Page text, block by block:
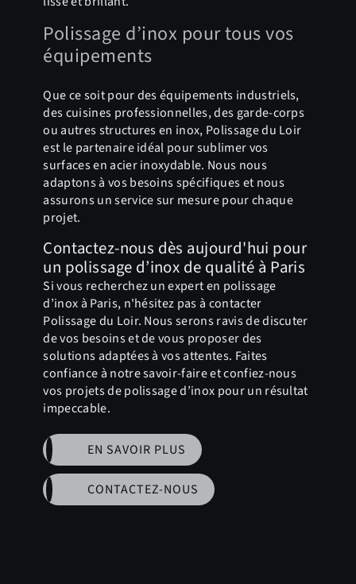
Polissage d’inox pour tous vos
équipements
Que ce soit pour des équipements industriels,
des cuisines professionnelles, des garde-corps
ou autres structures en inox, Polissage du Loir
est le partenaire idéal pour sublimer vos
surfaces en acier inoxydable. Nous nous
adaptons à vos besoins spécifiques et nous
assurons un service sur mesure pour chaque
projet.
Contactez-nous dès aujourd'hui pour
un polissage d’inox de qualité à Paris
Si vous recherchez un expert en polissage
d’inox à Paris, n'hésitez pas à contacter
Polissage du Loir. Nous serons ravis de discuter
de vos besoins et de vous proposer des
solutions adaptées à vos attentes. Faites
confiance à notre savoir-faire et confiez-nous
vos projets de polissage d’inox pour un résultat
impeccable.
EN SAVOIR PLUS
CONTACTEZ-NOUS